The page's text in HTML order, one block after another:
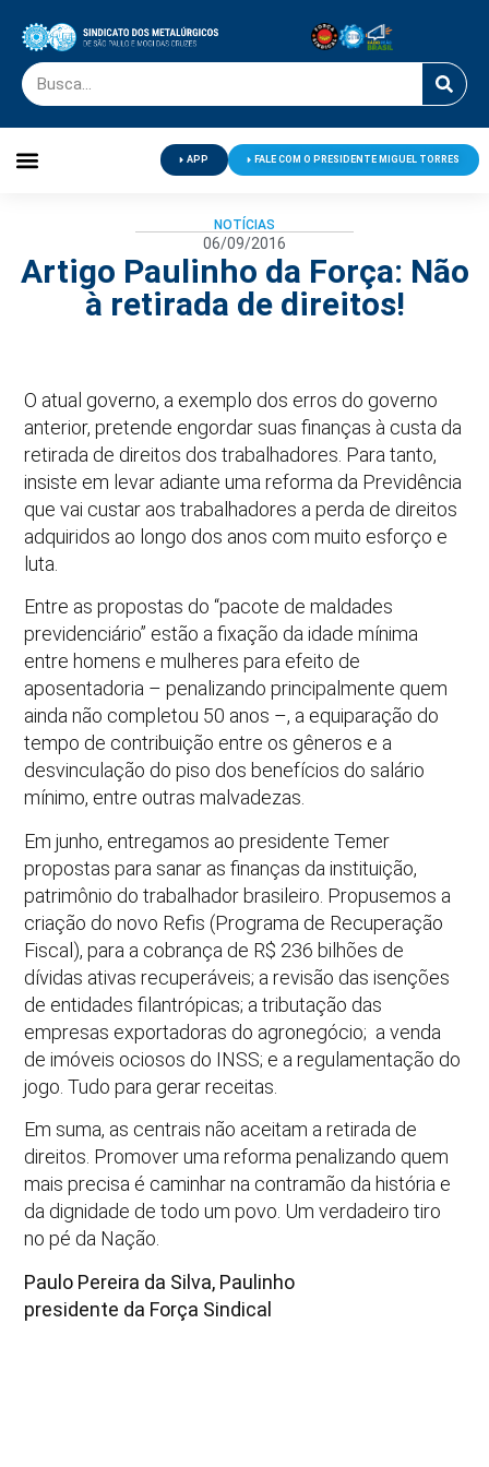
APP FALE COM O PRESIDENTE MIGUEL TORRES
NOTÍCIAS
06/09/2016
Artigo Paulinho da Força: Não
à retirada de direitos!
O atual governo, a exemplo dos erros do governo
anterior, pretende engordar suas finanças à custa da
retirada de direitos dos trabalhadores. Para tanto,
insiste em levar adiante uma reforma da Previdência
que vai custar aos trabalhadores a perda de direitos
adquiridos ao longo dos anos com muito esforço e
luta.
Entre as propostas do “pacote de maldades
previdenciário” estão a fixação da idade mínima
entre homens e mulheres para efeito de
aposentadoria – penalizando principalmente quem
ainda não completou 50 anos –, a equiparação do
tempo de contribuição entre os gêneros e a
desvinculação do piso dos benefícios do salário
mínimo, entre outras malvadezas.
Em junho, entregamos ao presidente Temer
propostas para sanar as finanças da instituição,
patrimônio do trabalhador brasileiro. Propusemos a
criação do novo Refis (Programa de Recuperação
Fiscal), para a cobrança de R$ 236 bilhões de
dívidas ativas recuperáveis; a revisão das isenções
de entidades filantrópicas; a tributação das
empresas exportadoras do agronegócio; a venda
de imóveis ociosos do INSS; e a regulamentação do
jogo. Tudo para gerar receitas.
Em suma, as centrais não aceitam a retirada de
direitos. Promover uma reforma penalizando quem
mais precisa é caminhar na contramão da história e
da dignidade de todo um povo. Um verdadeiro tiro
no pé da Nação.
Paulo Pereira da Silva, Paulinho
presidente da Força Sindical